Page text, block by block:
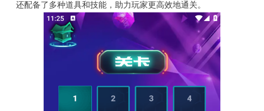
还配备了多种道具和技能，助力玩家更高效地通关。